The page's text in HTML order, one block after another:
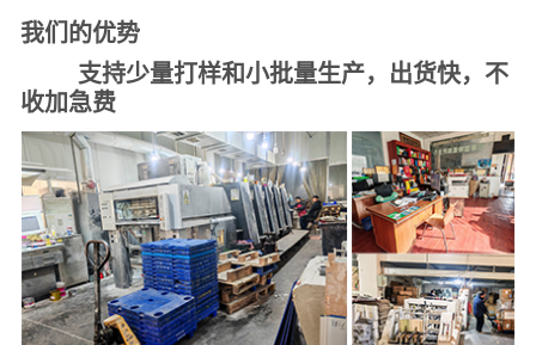
我们的优势
支持少量打样和小批量生产，出货快，不
收加急费